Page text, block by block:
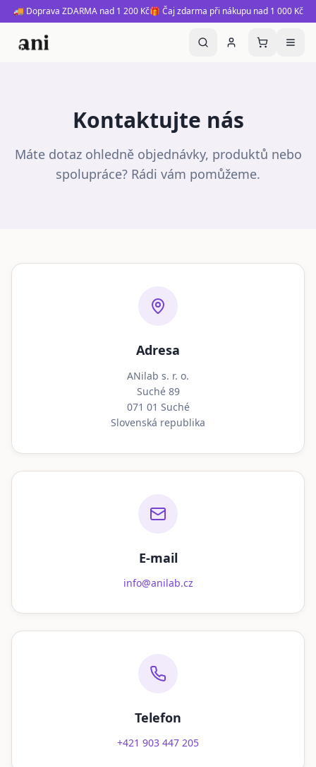
🚚 Doprava ZDARMA nad 1 200 Kč🎁 Čaj zdarma při nákupu nad 1 000 Kč
Kontaktujte nás
Máte dotaz ohledně objednávky, produktů nebo
spolupráce? Rádi vám pomůžeme.
Adresa
ANilab s. r. o.
Suché 89
071 01 Suché
Slovenská republika
E-mail
info@anilab.cz
Telefon
+421 903 447 205